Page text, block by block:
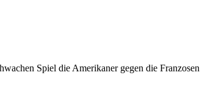
Spiel die Amerikaner gegen die Franzosen